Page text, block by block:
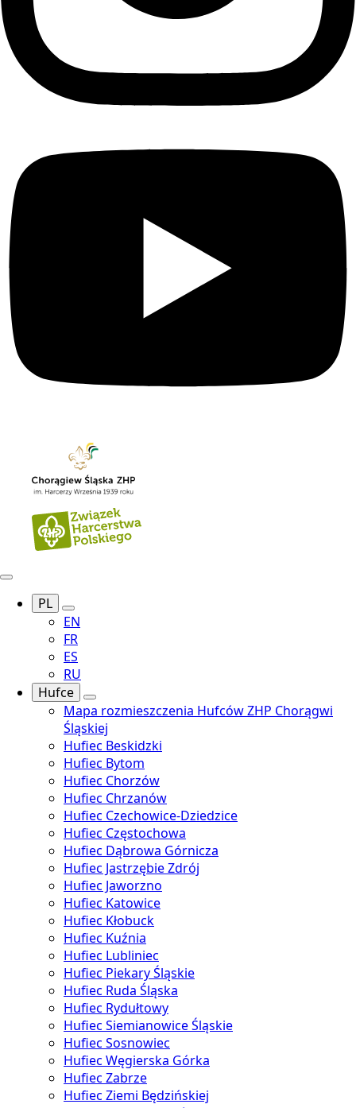
PL
EN
FR
ES
RU
Hufce
Mapa rozmieszczenia Hufców ZHP Chorągwi
Śląskiej
Hufiec Beskidzki
Hufiec Bytom
Hufiec Chorzów
Hufiec Chrzanów
Hufiec Czechowice-Dziedzice
Hufiec Częstochowa
Hufiec Dąbrowa Górnicza
Hufiec Jastrzębie Zdrój
Hufiec Jaworzno
Hufiec Katowice
Hufiec Kłobuck
Hufiec Kuźnia
Hufiec Lubliniec
Hufiec Piekary Śląskie
Hufiec Ruda Śląska
Hufiec Rydułtowy
Hufiec Siemianowice Śląskie
Hufiec Sosnowiec
Hufiec Węgierska Górka
Hufiec Zabrze
Hufiec Ziemi Będzińskiej